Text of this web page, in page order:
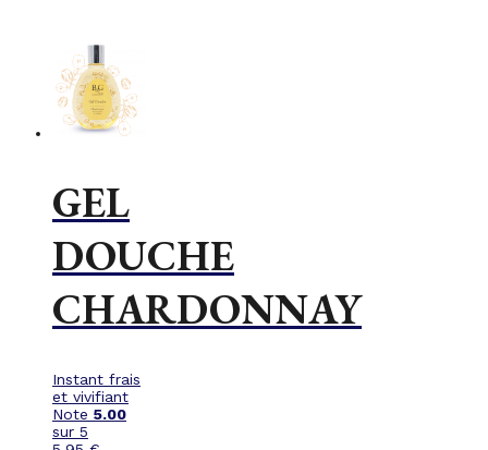
GEL
DOUCHE
CHARDONNAY
Instant frais
et vivifiant
Note 5.00
sur 5